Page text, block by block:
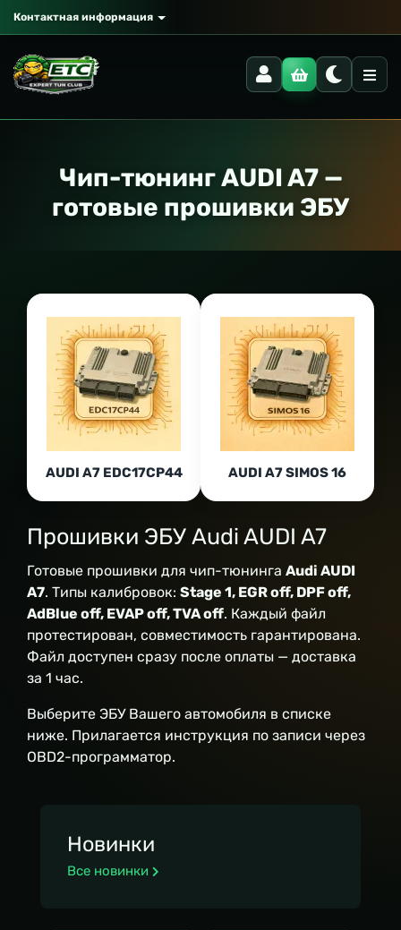
Контактная информация
Чип-тюнинг AUDI A7 —
готовые прошивки ЭБУ
AUDI A7 EDC17CP44 AUDI A7 SIMOS 16
Прошивки ЭБУ Audi AUDI A7
Готовые прошивки для чип-тюнинга Audi AUDI
A7. Типы калибровок: Stage 1, EGR off, DPF off,
AdBlue off, EVAP off, TVA off. Каждый файл
протестирован, совместимость гарантирована.
Файл доступен сразу после оплаты — доставка
за 1 час.
Выберите ЭБУ Вашего автомобиля в списке
ниже. Прилагается инструкция по записи через
OBD2-программатор.
Новинки
Все новинки